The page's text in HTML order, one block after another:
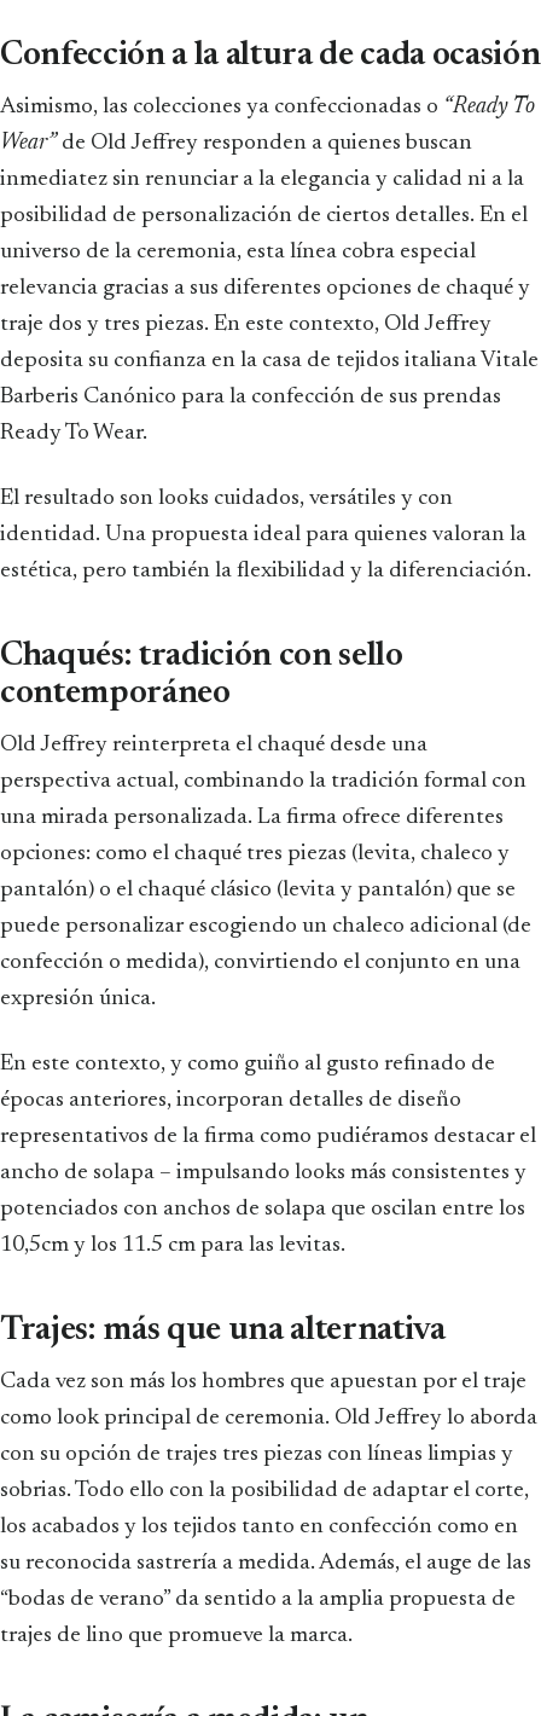
Confección a la altura de cada ocasión
Asimismo, las colecciones ya confeccionadas o “Ready To
Wear”de Old Jeffrey responden a quienes buscan
inmediatez sin renunciar a la elegancia y calidad ni a la
posibilidad de personalización de ciertos detalles. En el
universo de la ceremonia, esta línea cobra especial
relevancia gracias a sus diferentes opciones de chaqué y
traje dos y tres piezas. En este contexto, Old Jeffrey
deposita su confianza en la casa de tejidos italiana Vitale
Barberis Canónico para la confección de sus prendas
Ready To Wear.
El resultado son looks cuidados, versátiles y con
identidad. Una propuesta ideal para quienes valoran la
estética, pero también la flexibilidad y la diferenciación.
Chaqués: tradición con sello
contemporáneo
Old Jeffrey reinterpreta el chaqué desde una
perspectiva actual, combinando la tradición formal con
una mirada personalizada. La firma ofrece diferentes
opciones: como el chaqué tres piezas (levita, chaleco y
pantalón) o el chaqué clásico (levita y pantalón) que se
puede personalizar escogiendo un chaleco adicional (de
confección o medida), convirtiendo el conjunto en una
expresión única.
En este contexto, y como guiño al gusto refinado de
épocas anteriores, incorporan detalles de diseño
representativos de la firma como pudiéramos destacar el
ancho de solapa – impulsando looks más consistentes y
potenciados con anchos de solapa que oscilan entre los
10,5cm y los 11.5 cm para las levitas.
Trajes: más que una alternativa
Cada vez son más los hombres que apuestan por el traje
como look principal de ceremonia. Old Jeffrey lo aborda
con su opción de trajes tres piezas con líneas limpias y
sobrias. Todo ello con la posibilidad de adaptar el corte,
los acabados y los tejidos tanto en confección como en
su reconocida sastrería a medida. Además, el auge de las
“bodas de verano” da sentido a la amplia propuesta de
trajes de lino que promueve la marca.